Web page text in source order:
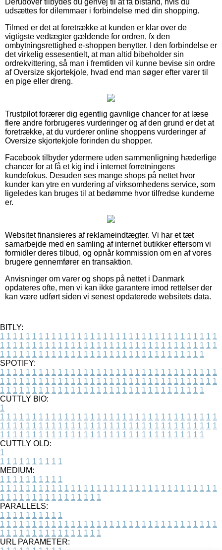
udsættes for dilemmaer i forbindelse med din shopping.
Tilmed er det at foretrække at kunden er klar over de
vigtigste vedtægter gældende for ordren, fx den
ombytningsrettighed e-shoppen benytter. I den forbindelse er
det virkelig essesentielt, at man altid bibeholder sin
ordrekvittering, så man i fremtiden vil kunne bevise sin ordre
af Oversize skjortekjole, hvad end man søger efter varer til
en pige eller dreng.
Trustpilot forærer dig egentlig gavnlige chancer for at læse
flere andre forbrugeres vurderinger og af den grund er det at
foretrække, at du vurderer online shoppens vurderinger af
Oversize skjortekjole forinden du shopper.
Facebook tilbyder ydermere uden sammenligning hæderlige
chancer for at få et kig ind i internet forretningens
kundefokus. Desuden ses mange shops på nettet hvor
kunder kan ytre en vurdering af virksomhedens service, som
ligeledes kan bruges til at bedømme hvor tilfredse kunderne
er.
Websitet finansieres af reklameindtægter. Vi har et tæt
samarbejde med en samling af internet butikker eftersom vi
formidler deres tilbud, og opnår kommission om en af vores
brugere gennemfører en transaktion.
Anvisninger om varer og shops på nettet i Danmark
opdateres ofte, men vi kan ikke garantere imod rettelser der
kan være udført siden vi senest opdaterede websitets data.
BITLY:
1 1 1 1 1 1 1 1 1 1 1 1 1 1 1 1 1 1 1 1 1 1 1 1 1 1 1 1 1 1 1 1 1 1
1 1 1 1 1 1 1 1 1 1 1 1 1 1 1 1 1 1 1 1 1 1 1 1 1 1 1 1 1 1 1 1 1 1
1 1 1 1 1 1 1 1 1 1 1 1 1 1 1 1 1 1 1 1 1 1 1 1 1 1 1 1 1 1 1 1
SPOTIFY:
1 1 1 1 1 1 1 1 1 1 1 1 1 1 1 1 1 1 1 1 1 1 1 1 1 1 1 1 1 1 1 1 1 1
1 1 1 1 1 1 1 1 1 1 1 1 1 1 1 1 1 1 1 1 1 1 1 1 1 1 1 1 1 1 1 1 1 1
1 1 1 1 1 1 1 1 1 1 1 1 1 1 1 1 1 1 1 1 1 1 1 1 1 1 1 1 1 1 1 1
CUTTLY BIO:
1
1 1 1 1 1 1 1 1 1 1 1 1 1 1 1 1 1 1 1 1 1 1 1 1 1 1 1 1 1 1 1 1 1 1
1 1 1 1 1 1 1 1 1 1 1 1 1 1 1 1 1 1 1 1 1 1 1 1 1 1 1 1 1 1 1 1 1 1
1 1 1 1 1 1 1 1 1 1 1 1 1 1 1 1 1 1 1 1 1 1 1 1 1 1 1 1 1 1 1 1
CUTTLY OLD:
1
1 1 1 1 1 1 1 1 1 1
MEDIUM:
1 1 1 1 1 1 1 1 1 1
1 1 1 1 1 1 1 1 1 1 1 1 1 1 1 1 1 1 1 1 1 1 1 1 1 1 1 1 1 1 1 1 1 1
1 1 1 1 1 1 1 1 1 1 1 1 1 1 1 1
PARALLELS:
1 1 1 1 1 1 1 1 1 1
1 1 1 1 1 1 1 1 1 1 1 1 1 1 1 1 1 1 1 1 1 1 1 1 1 1 1 1 1 1 1 1 1 1
1 1 1 1 1 1 1 1 1 1 1 1 1 1 1 1
URL PARAMETER: